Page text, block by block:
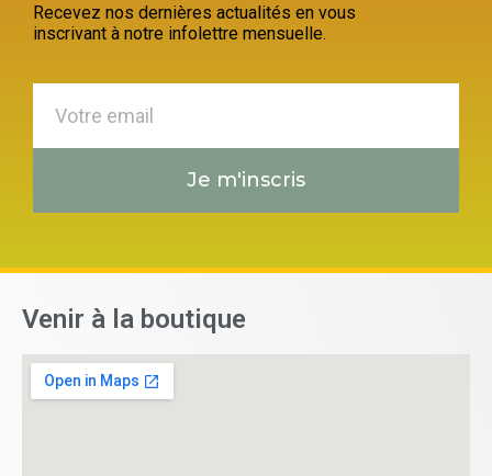
Recevez nos dernières actualités en vous
inscrivant à notre infolettre mensuelle.
Je m'inscris
Venir à la boutique